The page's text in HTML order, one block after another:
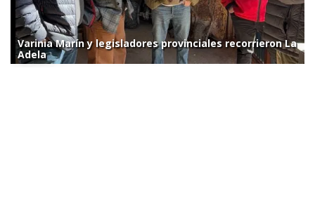
Varinia Marín y legisladores provinciales recorrieron La
Adela